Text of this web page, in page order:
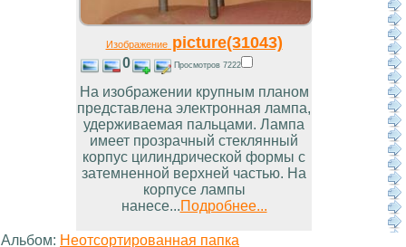
Изображениеpicture(31043)
0 Просмотров 7222
На изображении крупным планом
представлена электронная лампа,
удерживаемая пальцами. Лампа
имеет прозрачный стеклянный
корпус цилиндрической формы с
затемненной верхней частью. На
корпусе лампы
нанесе...Подробнее...
Альбом: Неотсортированная папка